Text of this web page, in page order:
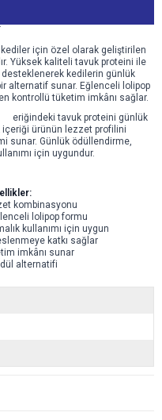
kediler için özel olarak geliştirilen
Yüksek kaliteli tavuk proteini ile
desteklenerek kedilerin günlük
alternatif sunar. Eğlenceli lolipop
kontrollü tüketim imkânı sağlar.
eriğindeki tavuk proteini günlük
içeriği ürünün lezzet profilini
sunar. Günlük ödüllendirme,
için uygundur.
kombinasyonu
lolipop formu
kullanımı için uygun
katkı sağlar
imkânı sunar
alternatifi